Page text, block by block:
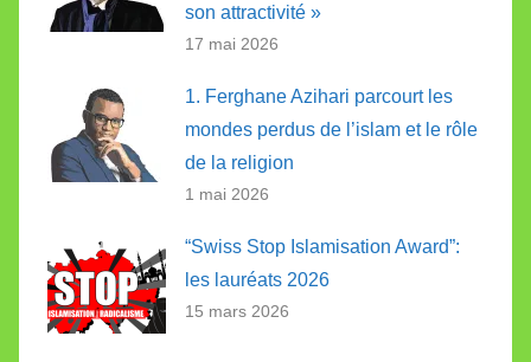
son attractivité »
17 mai 2026
1. Ferghane Azihari parcourt les
mondes perdus de l’islam et le rôle
de la religion
1 mai 2026
“Swiss Stop Islamisation Award”:
les lauréats 2026
15 mars 2026